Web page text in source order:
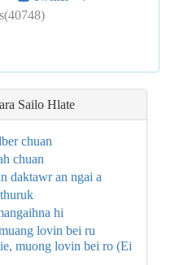
SailoHlate
chuan
chuan
daktawr an ngai a
hi
lovin bei ru
muong lovin bei ro (Ei